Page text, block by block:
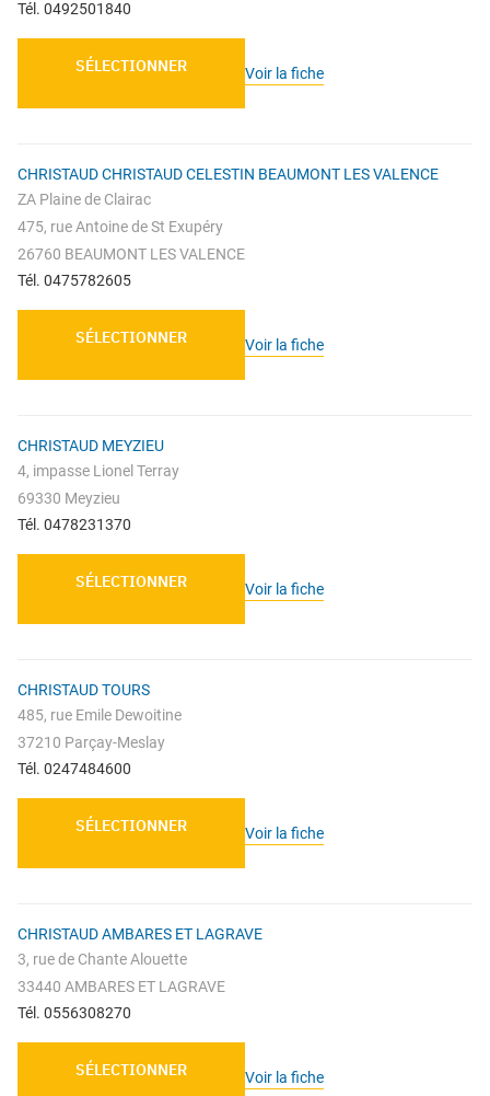
Tél. 0492501840
SÉLECTIONNER Voir la fiche
CHRISTAUD CHRISTAUD CELESTIN BEAUMONT LES VALENCE
ZA Plaine de Clairac
475, rue Antoine de St Exupéry
26760 BEAUMONT LES VALENCE
Tél. 0475782605
SÉLECTIONNER Voir la fiche
CHRISTAUD MEYZIEU
4, impasse Lionel Terray
69330 Meyzieu
Tél. 0478231370
SÉLECTIONNER Voir la fiche
CHRISTAUD TOURS
485, rue Emile Dewoitine
37210 Parçay-Meslay
Tél. 0247484600
SÉLECTIONNER Voir la fiche
CHRISTAUD AMBARES ET LAGRAVE
3, rue de Chante Alouette
33440 AMBARES ET LAGRAVE
Tél. 0556308270
SÉLECTIONNER Voir la fiche